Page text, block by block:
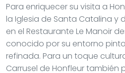
Para enriquecer su visita a
la Iglesia de Santa Catalina y
en el Restaurante Le Manoir
conocido por su entorno
refinada. Para un toque
Carrusel de Honfleur también